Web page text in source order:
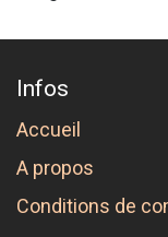
Infos
Accueil
A propos
Conditions de